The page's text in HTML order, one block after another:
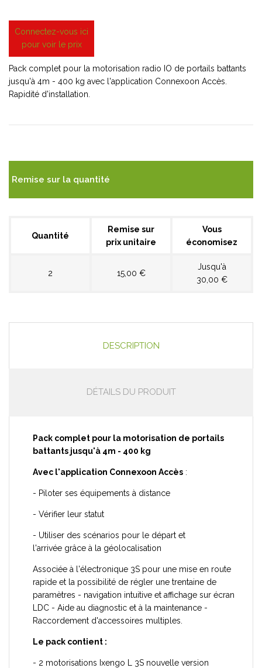
Connectez-vous ici
pour voir le prix
Pack complet pour la motorisation radio IO de portails battants
jusqu'à 4m - 400 kg avec l'application Connexoon Accès.
Rapidité d'installation.
Remise sur la quantité
Quantité
Remise sur
prix unitaire
Vous
économisez
2 15,00 €
Jusqu'à
30,00 €
DESCRIPTION
DÉTAILS DU PRODUIT
Pack complet pour la motorisation de portails
battants jusqu'à 4m - 400 kg
Avec l'application Connexoon Accès :
- Piloter ses équipements à distance
- Vérifier leur statut
- Utiliser des scénarios pour le départ et
l'arrivée grâce à la géolocalisation
Associée à l'électronique 3S pour une mise en route
rapide et la possibilité de régler une trentaine de
paramètres - navigation intuitive et affichage sur écran
LDC - Aide au diagnostic et à la maintenance -
Raccordement d'accessoires multiples.
Le pack contient :
- 2 motorisations Ixengo L 3S nouvelle version